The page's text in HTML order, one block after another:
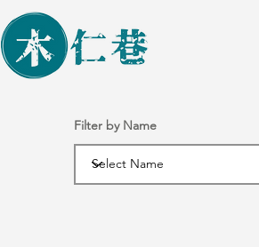
Filter by Name